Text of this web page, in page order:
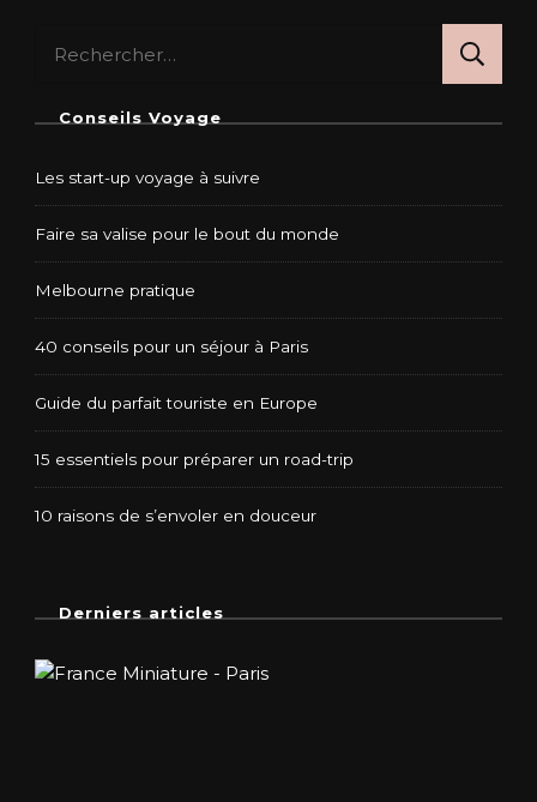
Conseils Voyage
Les start-up voyage à suivre
Faire sa valise pour le bout du monde
Melbourne pratique
40 conseils pour un séjour à Paris
Guide du parfait touriste en Europe
15 essentiels pour préparer un road-trip
10 raisons de s’envoler en douceur
Derniers articles